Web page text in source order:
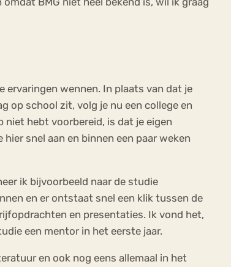
ervaringen wennen. In plaats van dat je
op school zit, volg je nu een college en
niet hebt voorbereid, is dat je eigen
snel aan en binnen een paar weken
ik bijvoorbeeld naar de studie
en er ontstaat snel een klik tussen de
en presentaties. Ik vond het,
een mentor in het eerste jaar.
en ook nog eens allemaal in het